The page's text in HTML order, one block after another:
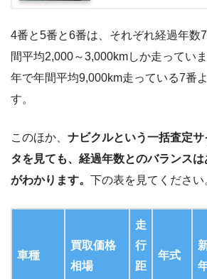
4番と5番と6番は、それぞれ経過年数
間平均2,000～3,000kmしか走ってい
年で年間平均9,000km走っている7番
す。
このほか、 ナビクルという一括査定
タを見ても、経過年数とのバランス
がわかります。 下の表を見てください
車種
買取価格
相場
走
行
距
年式